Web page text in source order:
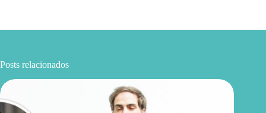
Posts relacionados